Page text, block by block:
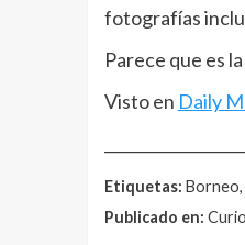
fotografías
Parece que es
Visto en Daily
Etiquetas: Borneo,
Publicado en: